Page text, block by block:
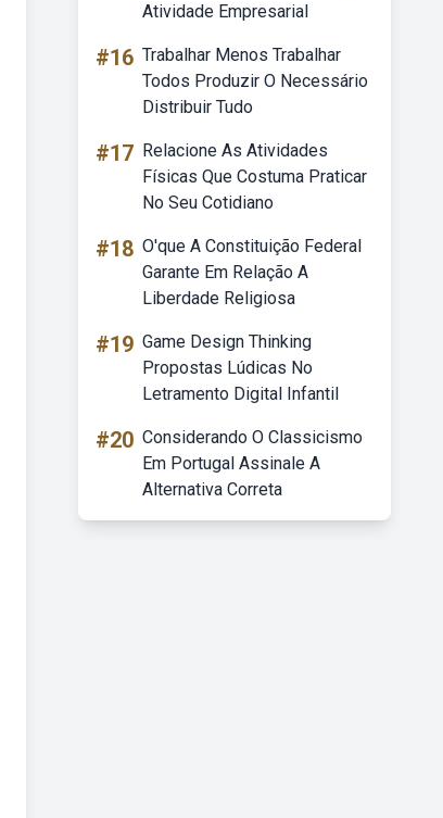
Atividade Empresarial
#16 Trabalhar Menos Trabalhar
Todos Produzir O Necessário
Distribuir Tudo
#17 Relacione As Atividades
Físicas Que Costuma Praticar
No Seu Cotidiano
#18 O'que A Constituição Federal
Garante Em Relação A
Liberdade Religiosa
#19 Game Design Thinking
Propostas Lúdicas No
Letramento Digital Infantil
#20 Considerando O Classicismo
Em Portugal Assinale A
Alternativa Correta